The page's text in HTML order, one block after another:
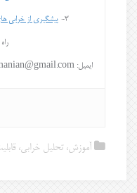
3- پیشگیری از خرابی
ایمیل: maysam.zamanian@gmail.com و info@ipamweb.com
آموزش، تحلیل خرابی،